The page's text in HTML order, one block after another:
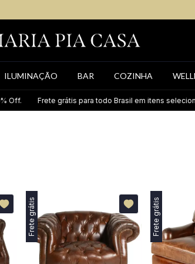
ILUMINAÇÃO BAR COZINHA
Frete grátis para todo Brasil em itens selecionados.
Frete grátis Frete grátis